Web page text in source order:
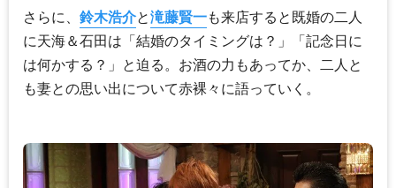
さらに、 鈴木浩介と滝藤賢一も来店すると既婚の二人
に天海＆石田は「結婚のタイミングは？」「記念日に
は何かする？」と迫る。お酒の力もあってか、二人と
も妻との思い出について赤裸々に語っていく。